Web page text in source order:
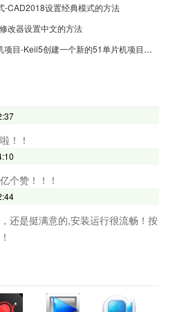
-CAD2018设置经典模式的方法
改器设置中文的方法
Keil5怎么创建一个新的51单片机项目-Keil5创建一个新的51单片机项目的方法
！！
个赞！！！
还是挺满意的,安装运行很流畅！按